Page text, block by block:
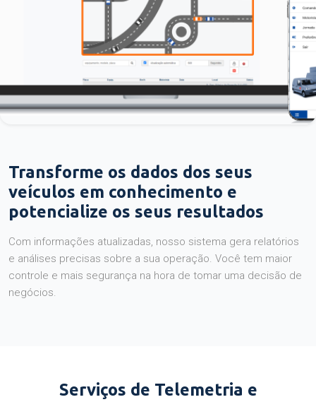
Transforme os dados dos seus
veículos em conhecimento e
potencialize os seus resultados
Com informações atualizadas, nosso sistema gera relatórios
e análises precisas sobre a sua operação. Você tem maior
controle e mais segurança na hora de tomar uma decisão de
negócios.
Serviços de Telemetria e